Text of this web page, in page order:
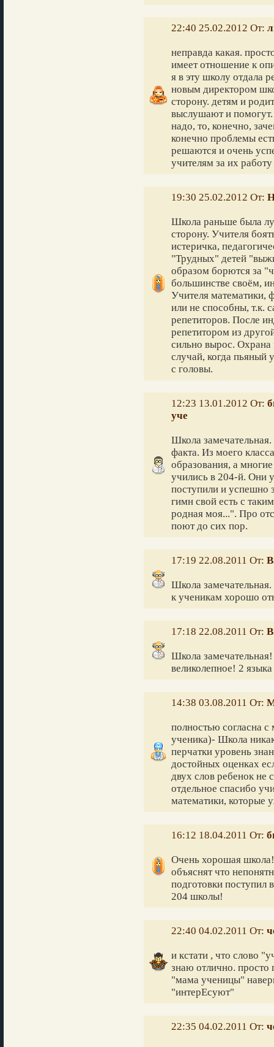
22:40 25.02.2012 От:
неправда какая.
имеет отношение к
я в эту школу отдала
новым директором
сторону. детям и
выслушают и помогут.
надо, то, конечно,
конечно проблемы
решаются и очень
учителям за их
19:30 25.02.2012 От:
Школа раньше была
сторону. Учителя
истеричка,
"Трудных" детей
образом борются за
большинстве своём,
Учителя математики,
или не способны, т.к.
репетиторов. После
репетитором из
сильно вырос.
случай, когда пьяный
с головы.
12:23 13.01.2012 От:
уче
Школа замечательная.
факта. Из моего
образования, а
учились в 204-й. Они
поступили и
гимн свой есть с
родная моя...". Про
поют до сих пор.
17:19 22.08.2011 От:
Школа
к ученикам хорошо
17:18 22.08.2011 От:
Школа
великолепное! 2
14:38 03.08.2011 От:
полностью согласна
ученика)- Школа
перчатки уровень
достойных оценках
двух слов ребенок не
отдельное спасибо
математики, которые
16:12 18.04.2011 От:
Очень хорошая школа!
объяснят что
подготовки поступил
204 школы!
22:40 04.02.2011 От:
и кстати , что слово
знаю отлично. просто
"мама ученицы"
"интерЕсуют"
22:35 04.02.2011 От: